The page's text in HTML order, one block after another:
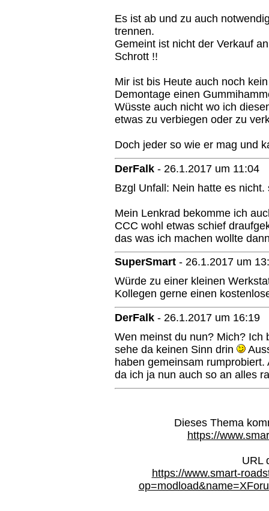
Es ist ab und zu auch
trennen.
Gemeint ist nicht der Verkauf
Schrott !!
Mir ist bis Heute auch noch
Demontage einen
Wüsste auch nicht wo ich
etwas zu verbiegen oder zu
Doch jeder so wie er mag und
DerFalk - 26.1.2017 um 11:04
Bzgl Unfall: Nein hatte es
Mein Lenkrad bekomme ich
CCC wohl etwas schief
das was ich machen wollte
SuperSmart - 26.1.2017 um
Würde zu einer kleinen
Kollegen gerne einen
DerFalk - 26.1.2017 um 16:19
Wen meinst du nun? Mich? Ich
sehe da keinen Sinn drin
haben gemeinsam
da ich ja nun auch so an alles
Dieses Thema
https://
URL
https://www.smart-